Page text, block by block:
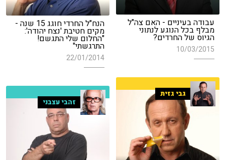
עבודה בעיניים - האם צה"ל
מבלף בכל הנוגע לנתוני
הגיוס של החרדים?
10/03/2015
הנח"ל החרדי חוגג 15 שנה -
מקים חטיבת 'נצח יהודה':
"החלום שלי התגשם!
התרגשתי"
22/01/2014
גבי גזית
זהבי עצבני